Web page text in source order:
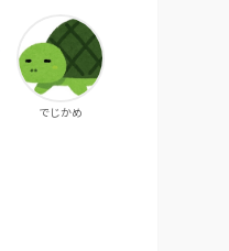
でじかめ